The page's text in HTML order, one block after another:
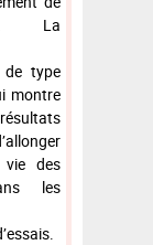
La
de type
montre
des
les